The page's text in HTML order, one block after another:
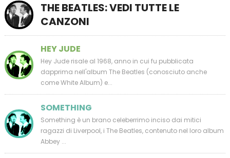
THE BEATLES: VEDI TUTTE LE
CANZONI
HEY JUDE
Hey Jude risale al 1968, anno in cui fu pubblicata
dapprima nell'album The Beatles (conosciuto anche
come White Album) e...
SOMETHING
Something è un brano celeberrimo inciso dai mitici
ragazzi di Liverpool, i The Beatles, contenuto nel loro album
Abbey ...